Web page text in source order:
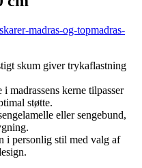
madras-og-topmadras-
skum giver trykaflastning
madrassens kerne tilpasser
støtte.
eller sengebund,
i personlig stil med valg af